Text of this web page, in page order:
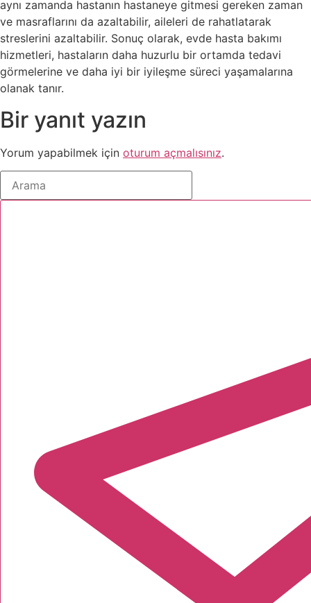
aynı zamanda hastanın hastaneye gitmesi gereken zaman
ve masraflarını da azaltabilir, aileleri de rahatlatarak
streslerini azaltabilir. Sonuç olarak, evde hasta bakımı
hizmetleri, hastaların daha huzurlu bir ortamda tedavi
görmelerine ve daha iyi bir iyileşme süreci yaşamalarına
olanak tanır.
Bir yanıt yazın
Yorum yapabilmek için oturum açmalısınız.